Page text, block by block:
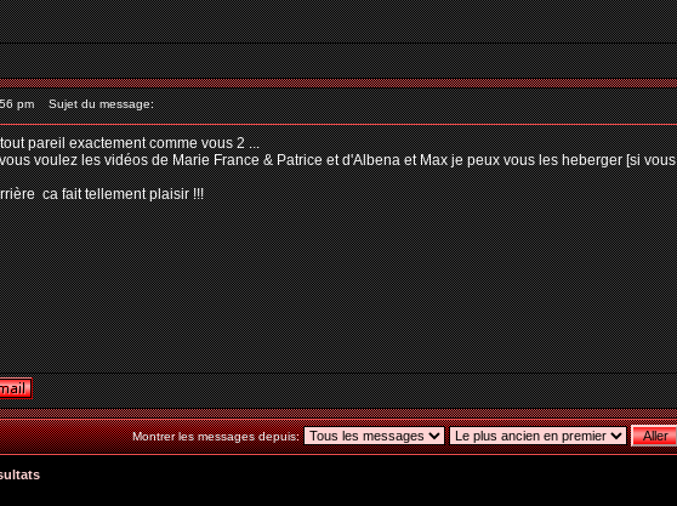
pm Sujet du message:
pareil exactement comme vous 2 ...
voulez les vidéos de Marie France & Patrice et d'Albena et Max je peux vous les heberger [si
ca fait tellement plaisir !!!
Montrer les messages depuis: